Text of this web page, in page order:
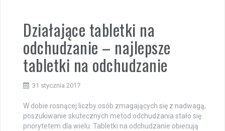
Działające tabletki na
odchudzanie – najlepsze
tabletki na odchudzanie
31 stycznia 2017
W dobie rosnącej liczby osób zmagających się z nadwagą,
poszukiwanie skutecznych metod odchudzania stało się
priorytetem dla wielu. Tabletki na odchudzanie obiecują